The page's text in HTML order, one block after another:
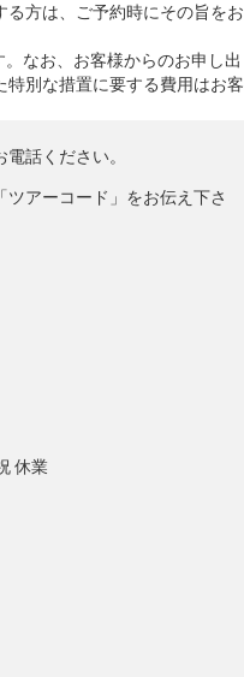
方は、ご予約時にその旨をお
なお、お客様からのお申し出
別な措置に要する費用はお客
話ください。
アーコード」をお伝え下さ
休業